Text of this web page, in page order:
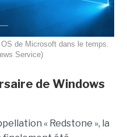
de Microsoft dans le temps.
Service)
de Windows
« Redstone », la